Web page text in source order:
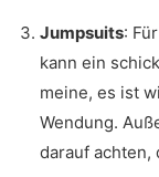
Jumpsuits:
kann ein
meine, es ist
Wendung.
darauf achten,